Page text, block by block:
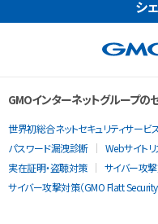
シ
GMOインターネットグループの
世界初総合ネットセキュリティサービス
パスワード漏洩診断
Webサイト
実在証明・盗聴対策
サイバー攻撃
サイバー攻撃対策（GMO Flatt Security